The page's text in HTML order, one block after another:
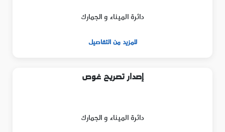
دائرة الميناء و الجمارك
للمزيد من التفاصيل
إصدار تصريح غوص
دائرة الميناء و الجمارك